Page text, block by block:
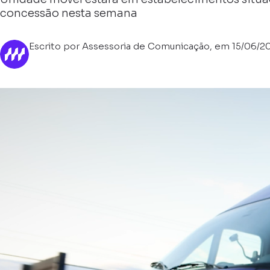
concessão nesta semana
Escrito por Assessoria de Comunicação, em 15/06/